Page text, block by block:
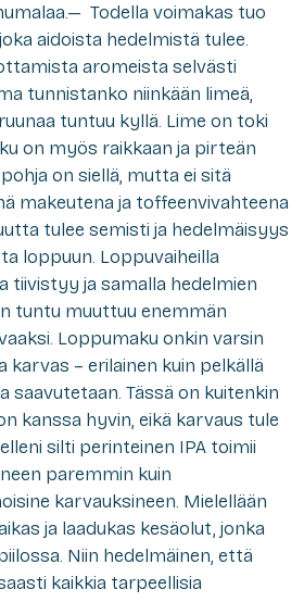
Todella voimakas tuo
aidoista hedelmistä tulee.
aromeista selvästi
tunnistanko niinkään limeä,
tuntuu kyllä. Lime on toki
on myös raikkaan ja pirteän
on siellä, mutta ei sitä
makeutena ja toffeenvivahteena
tulee semisti ja hedelmäisyys
loppuun. Loppuvaiheilla
tiivistyy ja samalla hedelmien
tuntu muuttuu enemmän
Loppumaku onkin varsin
karvas – erilainen kuin pelkällä
saavutetaan. Tässä on kuitenkin
kanssa hyvin, eikä karvaus tule
silti perinteinen IPA toimii
paremmin kuin
karvauksineen. Mielellään
ja laadukas kesäolut, jonka
Niin hedelmäinen, että
kaikkia tarpeellisia